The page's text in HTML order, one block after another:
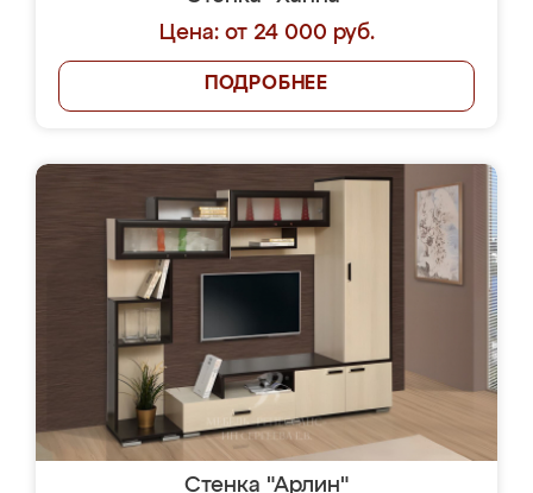
Цена: от 24 000 руб.
ПОДРОБНЕЕ
Стенка "Арлин"